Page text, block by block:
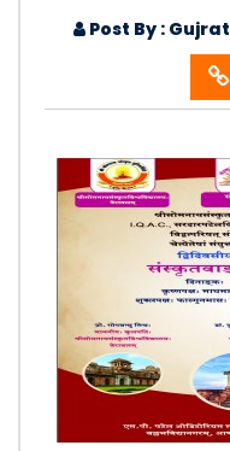
Post By : Gujrat